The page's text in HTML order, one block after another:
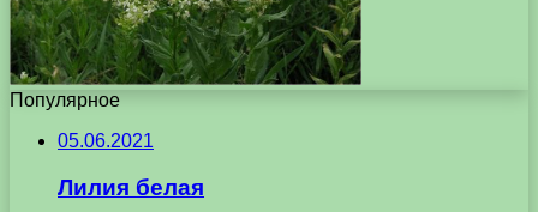
Популярное
05.06.2021
Лилия белая